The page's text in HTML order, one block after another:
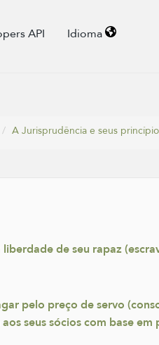
API Idioma
A Jurisprudência e seus
de seu rapaz
pelo preço de servo
seus sócios com base em